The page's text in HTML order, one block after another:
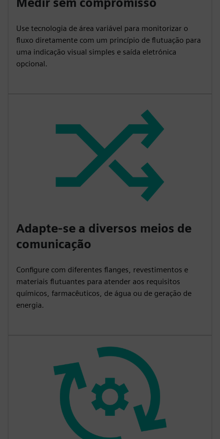
Use tecnologia de área variável para monitorizar o
fluxo diretamente com um princípio de flutuação para
uma indicação visual simples e saída eletrónica
opcional.
Adapte-se a diversos meios de
comunicação
Configure com diferentes flanges, revestimentos e
materiais flutuantes para atender aos requisitos
químicos, farmacêuticos, de água ou de geração de
energia.